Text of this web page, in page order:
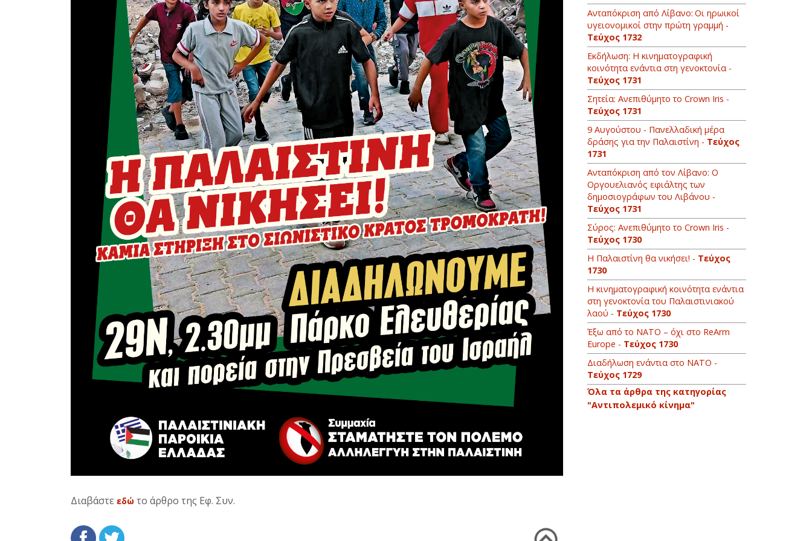
Διαβάστε εδώ το άρθρο της Εφ. Συν.
Ανταπόκριση από Λίβανο: Οι ηρωικοί
υγειονομικοί στην πρώτη γραμμή -
Τεύχος 1732
Εκδήλωση: Η κινηματογραφική
κοινότητα ενάντια στη γενοκτονία -
Τεύχος 1731
Σητεία: Ανεπιθύμητο το Crown Iris -
Τεύχος 1731
9 Αυγούστου - Πανελλαδική μέρα
δράσης για την Παλαιστίνη - Τεύχος
1731
Ανταπόκριση από τον Λίβανο: O
Οργουελιανός εφιάλτης των
δημοσιογράφων του Λιβάνου -
Τεύχος 1731
Σύρος: Ανεπιθύμητο το Crown Iris -
Τεύχος 1730
Η Παλαιστίνη θα νικήσει! - Τεύχος
1730
Η κινηματογραφική κοινότητα ενάντια
στη γενοκτονία του Παλαιστινιακού
λαού - Τεύχος 1730
Έξω από το ΝΑΤΟ – όχι στο ReArm
Europe - Τεύχος 1730
Διαδήλωση ενάντια στο ΝΑΤΟ -
Τεύχος 1729
Όλα τα άρθρα της κατηγορίας
"Αντιπολεμικό κίνημα"